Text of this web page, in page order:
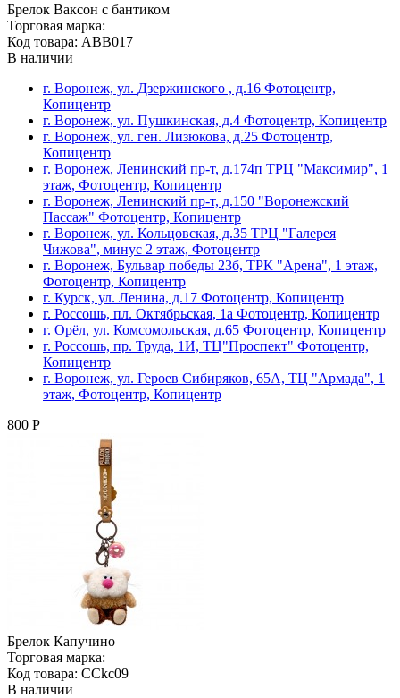
Брелок Ваксон с бантиком
Торговая марка:
Код товара: ABB017
В наличии
г. Воронеж, ул. Дзержинского , д.16 Фотоцентр,
Копицентр
г. Воронеж, ул. Пушкинская, д.4 Фотоцентр, Копицентр
г. Воронеж, ул. ген. Лизюкова, д.25 Фотоцентр,
Копицентр
г. Воронеж, Ленинский пр-т, д.174п ТРЦ "Максимир", 1
этаж, Фотоцентр, Копицентр
г. Воронеж, Ленинский пр-т, д.150 "Воронежский
Пассаж" Фотоцентр, Копицентр
г. Воронеж, ул. Кольцовская, д.35 ТРЦ "Галерея
Чижова", минус 2 этаж, Фотоцентр
г. Воронеж, Бульвар победы 23б, ТРК "Арена", 1 этаж,
Фотоцентр, Копицентр
г. Курск, ул. Ленина, д.17 Фотоцентр, Копицентр
г. Россошь, пл. Октябрьская, 1а Фотоцентр, Копицентр
г. Орёл, ул. Комсомольская, д.65 Фотоцентр, Копицентр
г. Россошь, пр. Труда, 1И, ТЦ"Проспект" Фотоцентр,
Копицентр
г. Воронеж, ул. Героев Сибиряков, 65А, ТЦ "Армада", 1
этаж, Фотоцентр, Копицентр
800 Р
Брелок Капучино
Торговая марка:
Код товара: CCkc09
В наличии